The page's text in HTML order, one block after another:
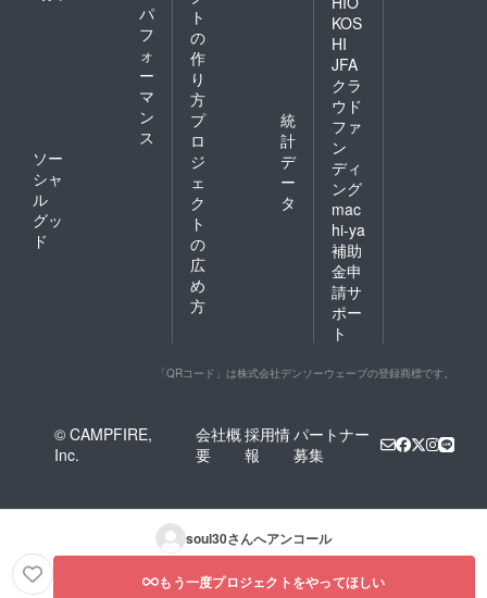
パ
フ
ォ
ー
マ
ン
ス
ソー
シャ
ル
グッ
ド
ト
の
作
り
方
プ
ロ
ジ
ェ
ク
ト
の
広
め
方
統
計
デ
ー
タ
KOS
HI
JFA
クラ
ウド
ファ
ン
ディ
ング
mac
hi-ya
補助
金申
請サ
ポー
ト
「QRコード」は株式会社デンソーウェーブの登録商標です。
© CAMPFIRE,
Inc.
会社概
要
採用情
報
パートナー
募集
soul30さんへアンコール
もう一度プロジェクトをやってほしい